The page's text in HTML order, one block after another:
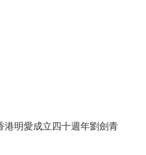
港明愛成立四十週年劉劍青